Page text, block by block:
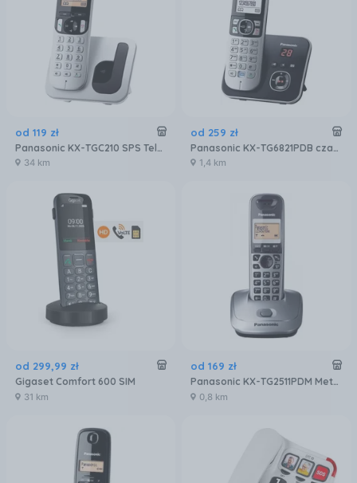
od 119 zł
Panasonic KX-TGC210 SPS Telefon bezprzewodowy DECT
34 km
od 259 zł
Panasonic KX-TG6821PDB czarny
1,4 km
od 299,99 zł
Gigaset Comfort 600 SIM
31 km
od 169 zł
Panasonic KX-TG2511PDM Mettalic
0,8 km